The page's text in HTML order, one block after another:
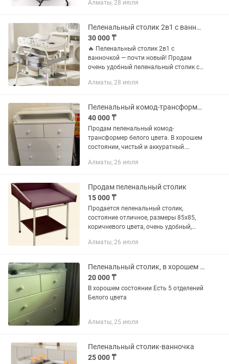
Алматы, 28 июля
Пеленальный столик 2в1 с ванночкой почти новый!
30 000 ₸
🔥 Пеленальный столик 2в1 с
ванночкой — почти новый! Продам
очень удобный пеленальный столик с
родителей 👶 Использовался недолго,
Алматы, 28 июля
Пеленальный комод-трансформер белый
40 000 ₸
Продам пеленальный комод-
трансформер белого цвета. В хорошем
состоянии, чистый и аккуратный.
после чего комод можно использовать
...
Алматы, 26 июля
Продам пеленальный столик
15 000 ₸
Продается пеленальный столик,
состояние отличное, размеры 85х85,
коричневого цвета, очень удобный,
Алматы, 26 июля
Пеленальный столик, в хорошем состоянии
20 000 ₸
В хорошем состоянии Есть 5 отделений
Белого цвета
Алматы, 25 июля
Пеленальный столик-ванночка
25 000 ₸